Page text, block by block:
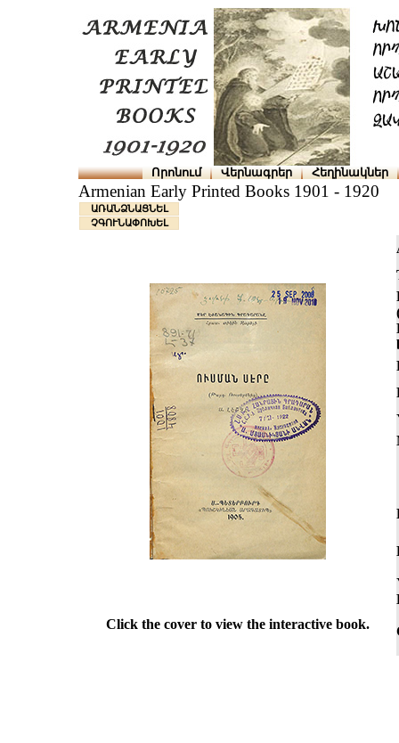
Որոնում Վերնագրեր Հեղինակներ
Armenian Early Printed Books 1901 - 1920
ԱՌԱՆՁՆԱՑՆԵԼ
ՉԳՈՒՆԱՓՈԽԵԼ
Click the cover to view the interactive book.